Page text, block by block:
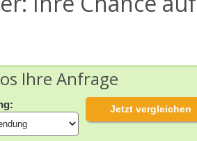
Ihre Anfrage
Jetzt vergleichen